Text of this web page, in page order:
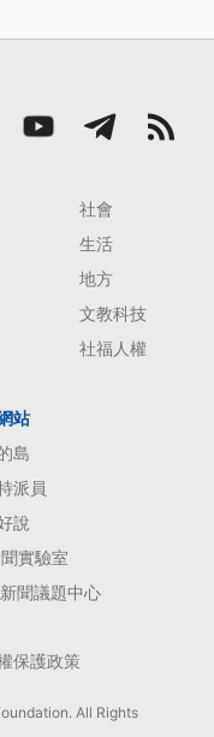
社會
生活
地方
文教科技
社福人權
站
島
派員
說
實驗室
聞議題中心
保護政策
All Rights